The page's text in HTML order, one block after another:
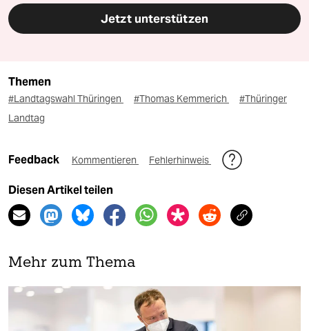
Jetzt unterstützen
Themen
#Landtagswahl Thüringen #Thomas Kemmerich
#Thüringer
Landtag
Feedback Kommentieren Fehlerhinweis
Diesen Artikel teilen
Mehr zum Thema